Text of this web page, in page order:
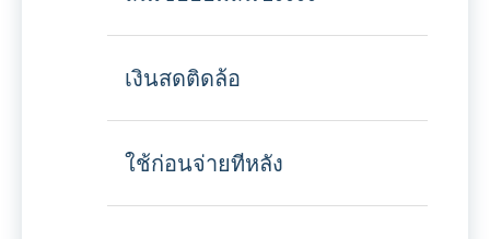
เงินสดติดล้อ
ใช้ก่อนจ่ายทีหลัง